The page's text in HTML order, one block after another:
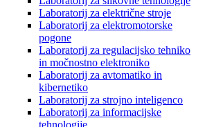
Laboratorij za električne stroje
Laboratorij za elektromotorske
pogone
Laboratorij za regulacijsko tehniko
in močnostno elektroniko
Laboratorij za avtomatiko in
kibernetiko
Laboratorij za strojno inteligenco
Laboratorij za informacijske
tehnologije